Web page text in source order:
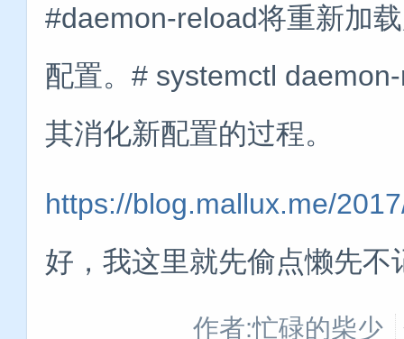
#daemon-reload将重新加
配置。# systemctl
其消化新配置的过程。
https://blog.mallux.me/
好，我这里就先偷点懒先不
作者:忙碌的柴少